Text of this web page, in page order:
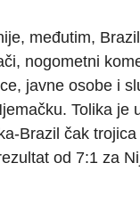
međutim,
nogometni
javne osobe i
Tolika
Brazil čak
od 7:1 za